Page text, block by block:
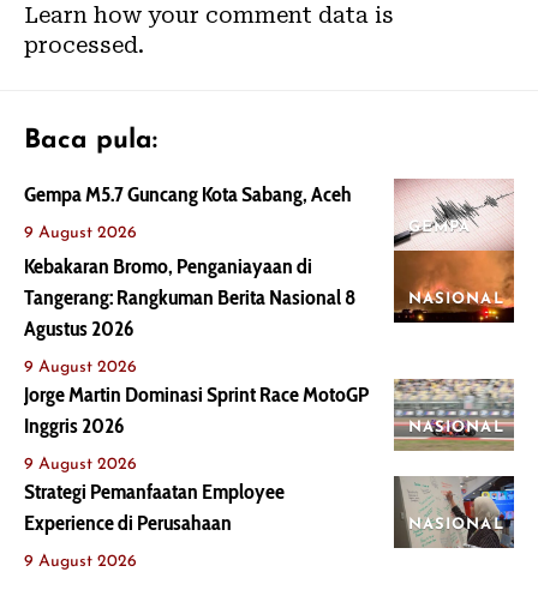
Learn how your comment data is
processed.
Baca pula:
GEMPA
Gempa M5.7 Guncang Kota Sabang, Aceh
9 August 2026
NASIONAL
Kebakaran Bromo, Penganiayaan di
Tangerang: Rangkuman Berita Nasional 8
Agustus 2026
9 August 2026
NASIONAL
Jorge Martin Dominasi Sprint Race MotoGP
Inggris 2026
9 August 2026
NASIONAL
Strategi Pemanfaatan Employee
Experience di Perusahaan
9 August 2026